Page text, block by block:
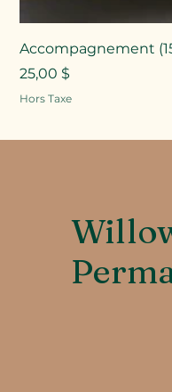
Accompagnement
Prix
25,00 $
Hors Taxe